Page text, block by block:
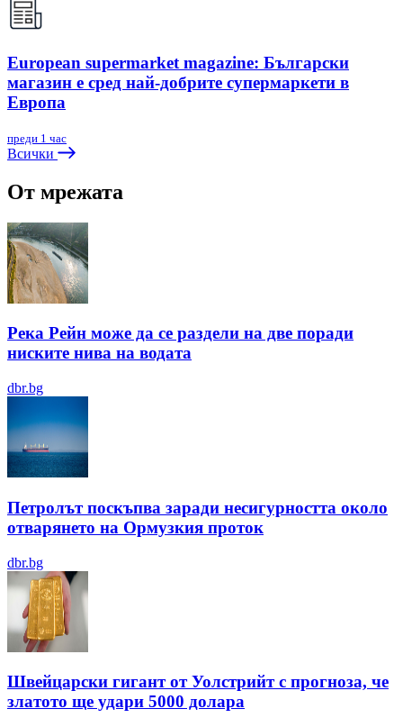
European supermarket magazine: Български
магазин е сред най-добрите супермаркети в
Европа
преди 1 час
Всички
От мрежата
Река Рейн може да се раздели на две поради
ниските нива на водата
dbr.bg
Петролът поскъпва заради несигурността около
отварянето на Ормузкия проток
dbr.bg
Швейцарски гигант от Уолстрийт с прогноза, че
златото ще удари 5000 долара